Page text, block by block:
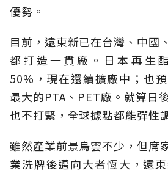
優勢。
目前，遠東新已在台灣、中國
都打造一貫廠。日本再生
50%，現在還續擴廠中；也
最大的PTA、PET廠。就算日
也不打緊，全球據點都能彈性
雖然產業前景烏雲不少，但席
業洗牌後邁向大者恆大，遠